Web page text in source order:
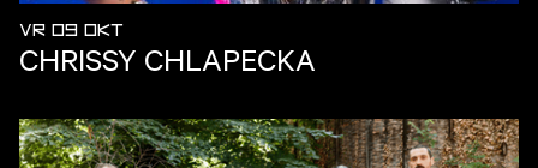
VR 09 OKT
CHRISSY CHLAPECKA